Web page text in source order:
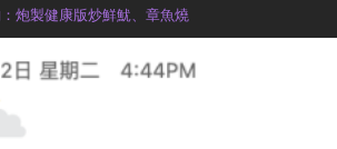
：炮製健康版炒鮮魷、章魚燒